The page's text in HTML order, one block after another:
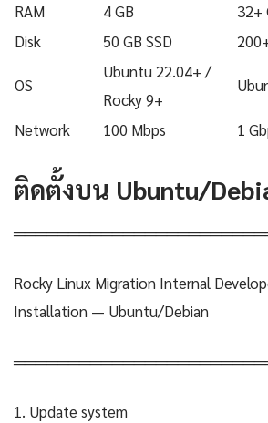
RAM
4 GB
32+
Disk
50 GB SSD
OS
Ubuntu 22.04+ /
Rocky 9+
Network 100 Mbps 1
ติดตั้งบน Ubuntu/
Rocky Linux Migration Internal
Installation — Ubuntu/Debian
1. Update system